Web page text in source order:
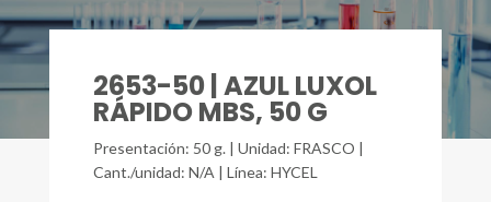
2653-50 | AZUL LUXOL
RÁPIDO MBS, 50 G
Presentación: 50 g. | Unidad: FRASCO |
Cant./unidad: N/A | Línea: HYCEL